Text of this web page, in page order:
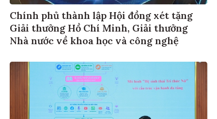
Chính phủ thành lập Hội đồng xét tặng
Giải thưởng Hồ Chí Minh, Giải thưởng
Nhà nước về khoa học và công nghệ